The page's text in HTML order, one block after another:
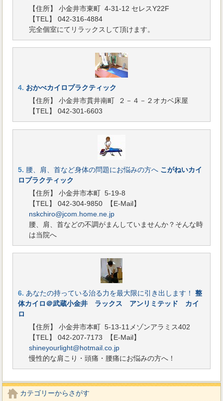
【住所】 小金井市東町 4-31-12 セレスY22F
【TEL】 042-316-4884
完全個室にてリラックスして頂けます。
4. おかべカイロプラクティック
【住所】 小金井市貫井南町 ２－４－２オカベ床屋
【TEL】 042-301-6603
5. 腰、肩、首など身体の問題にお悩みの方へ こがねいカイ
ロプラクティック
【住所】 小金井市本町 5-19-8
【TEL】 042-304-9850
【E-Mail】
nskchiro@jcom.home.ne.jp
腰、肩、首などの不調がまんしていませんか？そんな時
は当院へ
6. あなたの持っている治る力を最大限に引き出します！
整
体カイロ＠武蔵小金井 ラックス アンリミテッド カイ
ロ
【住所】 小金井市本町 5-13-11メゾンアラミス402
【TEL】 042-207-7173
【E-Mail】
shineyourlight@hotmail.co.jp
慢性的な肩こり・頭痛・腰痛にお悩みの方へ！
カテゴリーからさがす